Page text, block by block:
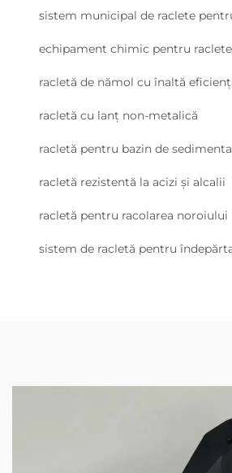
sistem municipal de raclete
echipament chimic pentru
racletă de nămol cu înaltă
racletă cu lanț non-metalică
racletă pentru bazin de
racletă rezistentă la acizi și alcalii
racletă pentru racolarea noroiului
sistem de racletă pentru